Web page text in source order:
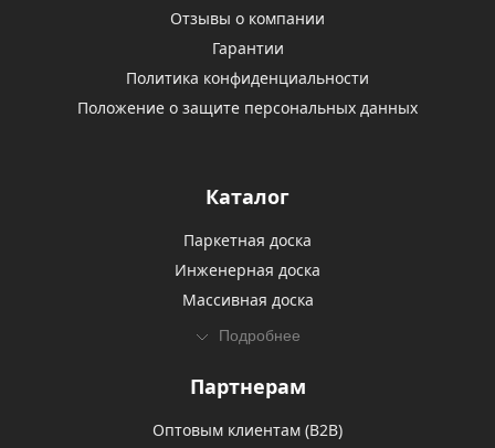
Отзывы о компании
Гарантии
Политика конфиденциальности
Положение о защите персональных данных
Каталог
Паркетная доска
Инженерная доска
Массивная доска
Подробнее
Партнерам
Оптовым клиентам (В2В)